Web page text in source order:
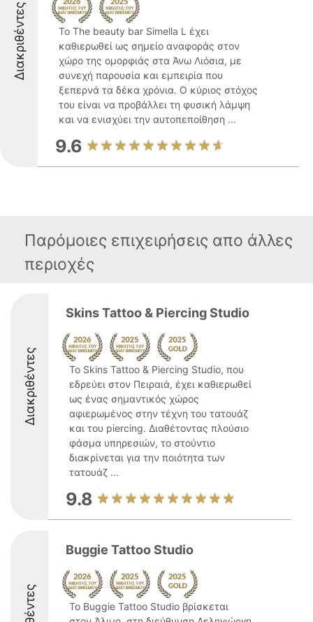
Διακριθέντες
Το The beauty bar Simella L έχει
καθιερωθεί ως σημείο αναφοράς στον
χώρο της ομορφιάς στα Άνω Λιόσια, με
συνεχή παρουσία και εμπειρία που
ξεπερνά τα δέκα χρόνια. Ο κύριος στόχος
του είναι να προβάλλει τη φυσική λάμψη
και να ενισχύει την αυτοπεποίθηση ...
9.6
Παρόμοιες επιχειρήσεις απο άλλες
περιοχές
Διακριθέντες
Skins Tattoo & Piercing Studio
Το Skins Tattoo & Piercing Studio, που
εδρεύει στον Πειραιά, έχει καθιερωθεί
ως ένας σημαντικός χώρος
αφιερωμένος στην τέχνη του τατουάζ
και του piercing. Διαθέτοντας πλούσιο
φάσμα υπηρεσιών, το στούντιο
διακρίνεται για την ποιότητα των
τατουάζ ...
9.8
Buggie Tattoo Studio
Το Buggie Tattoo Studio βρίσκεται